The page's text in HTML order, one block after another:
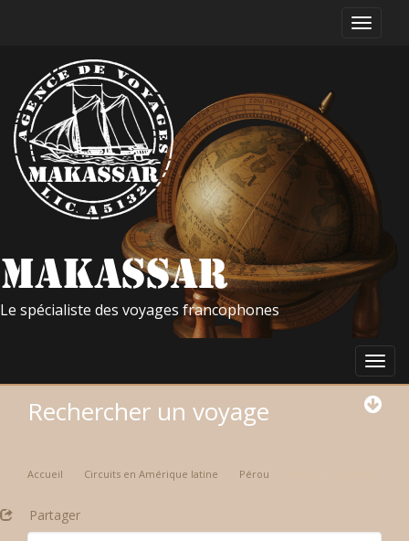
Le spécialiste des voyages francophones
Rechercher un voyage
Accueil Circuits en Amérique latine Pérou
Partager